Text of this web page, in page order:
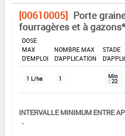
[00610005] Porte
fourragères et à
DOSE
MAX
D'EMPLOI
NOMBRE MAX
D'APPLICATION
STADE
1 L/ha 1 Min
: 22
INTERVALLE MINIMUM ENTRE
-